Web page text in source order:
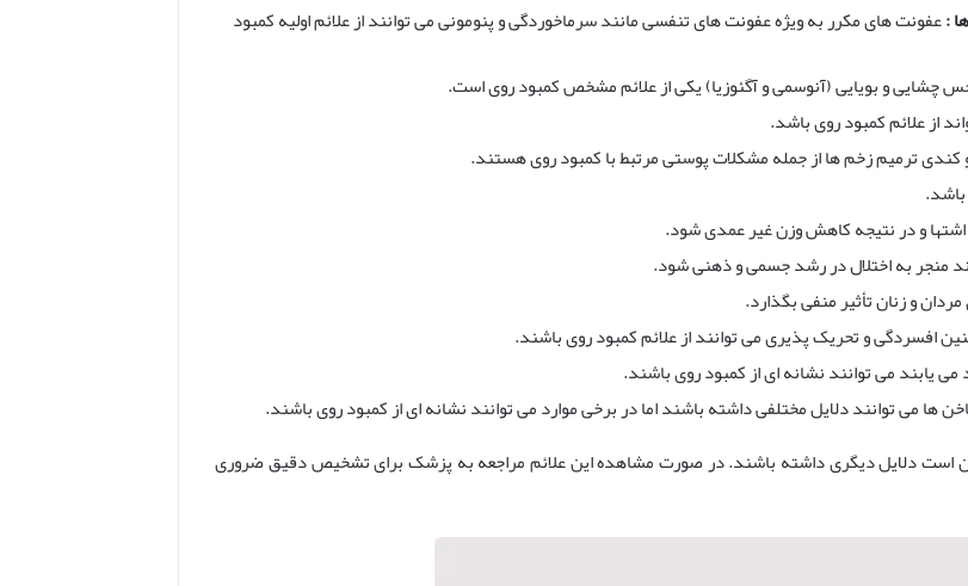
:عفونت های مکرر به ویژه عفونت های تنفسی مانند سرماخوردگی و پنومونی می توانند از علائم اولیه کمبود
چشایی و بویایی (آنوسمی و آگئوزیا) یکی از علائم مشخص کمبود روی است.
از علائم کمبود روی باشد.
ترمیم زخم ها از جمله مشکلات پوستی مرتبط با کمبود روی هستند.
و در نتیجه کاهش وزن غیر عمدی شود.
منجر به اختلال در رشد جسمی و ذهنی شود.
و زنان تأثیر منفی بگذارد.
افسردگی و تحریک پذیری می توانند از علائم کمبود روی باشند.
یابند می توانند نشانه ای از کمبود روی باشند.
ها می توانند دلایل مختلفی داشته باشند اما در برخی موارد می توانند نشانه ای از کمبود روی باشند.
است دلایل دیگری داشته باشند. در صورت مشاهده این علائم مراجعه به پزشک برای تشخیص دقیق ضروری